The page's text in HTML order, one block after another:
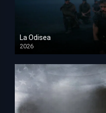
La Odisea
2026
TS Screener